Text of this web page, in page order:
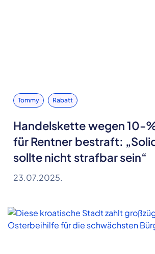
Tommy Rabatt
Handelskette wegen 10-
für Rentner bestraft:
sollte nicht strafbar sein“
23.07.2025.